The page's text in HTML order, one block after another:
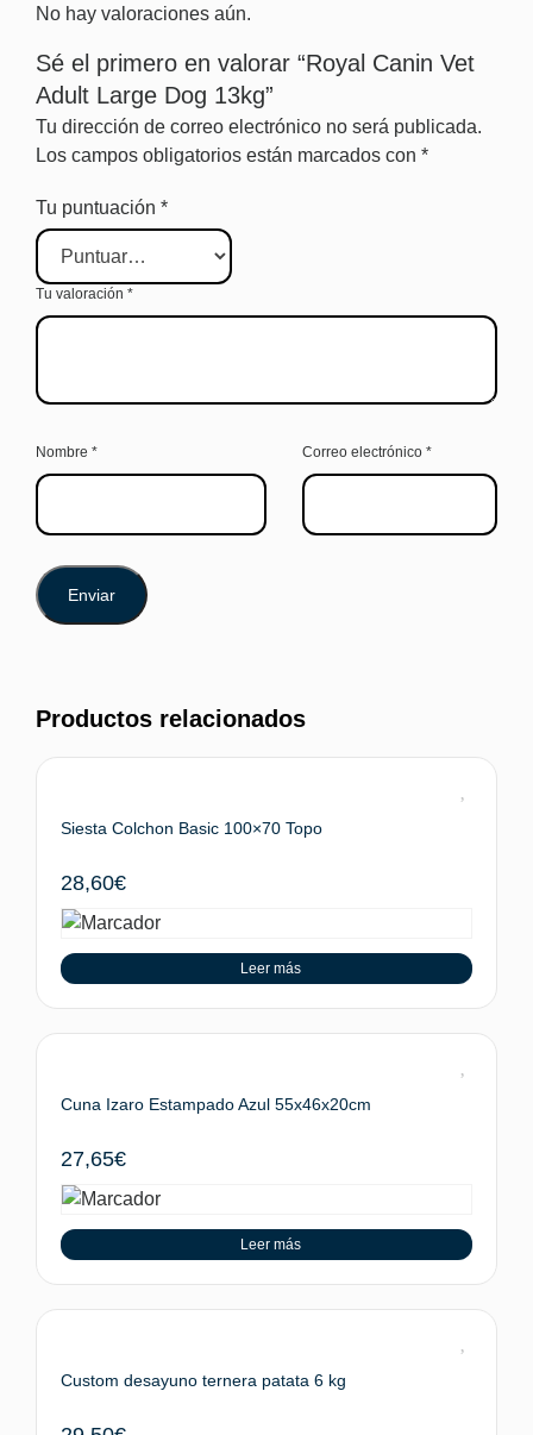
No hay valoraciones aún.
Sé el primero en valorar “Royal Canin Vet
Adult Large Dog 13kg”
Tu dirección de correo electrónico no será publicada.
Los campos obligatorios están marcados con *
Tu puntuación *
Tu valoración *
Nombre * Correo electrónico *
Productos relacionados
Siesta Colchon Basic 100×70 Topo
28,60€
Leer más
Cuna Izaro Estampado Azul 55x46x20cm
27,65€
Leer más
Custom desayuno ternera patata 6 kg